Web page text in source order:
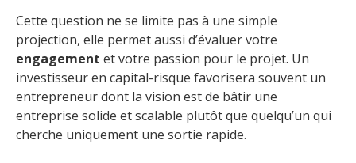
Cette question ne se limite pas à une simple
projection, elle permet aussi d’évaluer votre
engagement et votre passion pour le projet. Un
investisseur en capital-risque favorisera souvent un
entrepreneur dont la vision est de bâtir une
entreprise solide et scalable plutôt que quelqu’un qui
cherche uniquement une sortie rapide.